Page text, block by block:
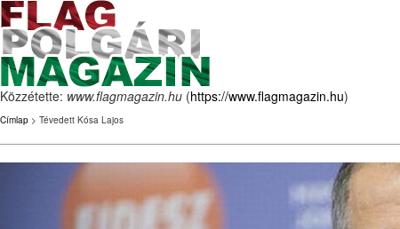
Közzétette: www.flagmagazin.hu (https://www.flagmagazin.hu)
Címlap > Tévedett Kósa Lajos